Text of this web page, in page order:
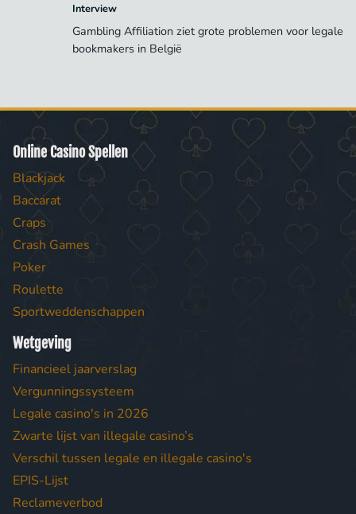
Interview
Gambling Affiliation ziet grote problemen voor legale
bookmakers in België
Online Casino Spellen
Blackjack
Baccarat
Craps
Crash Games
Poker
Roulette
Sportweddenschappen
Wetgeving
Financieel jaarverslag
Vergunningssysteem
Legale casino's in 2026
Zwarte lijst van illegale casino’s
Verschil tussen legale en illegale casino's
EPIS-Lijst
Reclameverbod